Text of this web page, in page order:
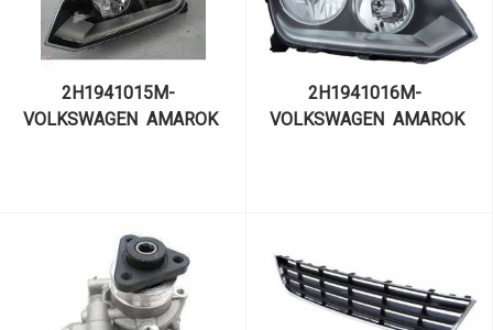
2H1941015M-
VOLKSWAGEN  AMAROK
11J5LMLEMN2
2H1941016M-
VOLKSWAGEN  AMAROK